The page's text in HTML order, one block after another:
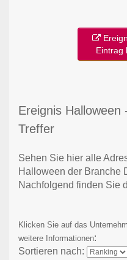
Eintrag
Ereignis
Treffer
Sehen Sie hier alle
Halloween der Branche
Nachfolgend finden Sie
Klicken Sie auf das
weitere Informationen:
Sortieren nach: